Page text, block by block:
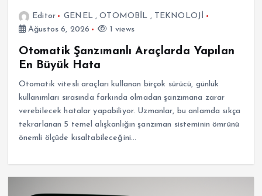
Editor GENEL,OTOMOBİL , TEKNOLOJİ
Ağustos 6, 2026
1 views
Otomatik Şanzımanlı Araçlarda Yapılan
En Büyük Hata
Otomatik vitesli araçları kullanan birçok sürücü, günlük
kullanımları sırasında farkında olmadan şanzımana zarar
verebilecek hatalar yapabiliyor. Uzmanlar, bu anlamda sıkça
tekrarlanan 5 temel alışkanlığın şanzıman sisteminin ömrünü
önemli ölçüde kısaltabileceğini…